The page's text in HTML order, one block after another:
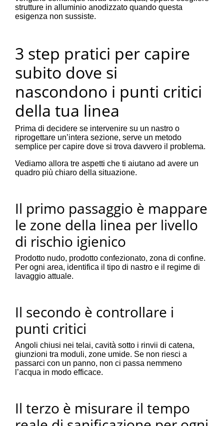
strutture in alluminio anodizzato quando questa
esigenza non sussiste.
3 step pratici per capire
subito dove si
nascondono i punti critici
della tua linea
Prima di decidere se intervenire su un nastro o
riprogettare un’intera sezione, serve un metodo
semplice per capire dove si trova davvero il problema.
Vediamo allora tre aspetti che ti aiutano ad avere un
quadro più chiaro della situazione.
Il primo passaggio è mappare
le zone della linea per livello
di rischio igienico
Prodotto nudo, prodotto confezionato, zona di confine.
Per ogni area, identifica il tipo di nastro e il regime di
lavaggio attuale.
Il secondo è controllare i
punti critici
Angoli chiusi nei telai, cavità sotto i rinvii di catena,
giunzioni tra moduli, zone umide. Se non riesci a
passarci con un panno, non ci passa nemmeno
l’acqua in modo efficace.
Il terzo è misurare il tempo